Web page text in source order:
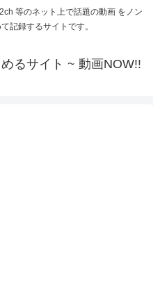
等のネット上で話題の動画 をノン
記録するサイトです。
るサイト ~ 動画NOW!!